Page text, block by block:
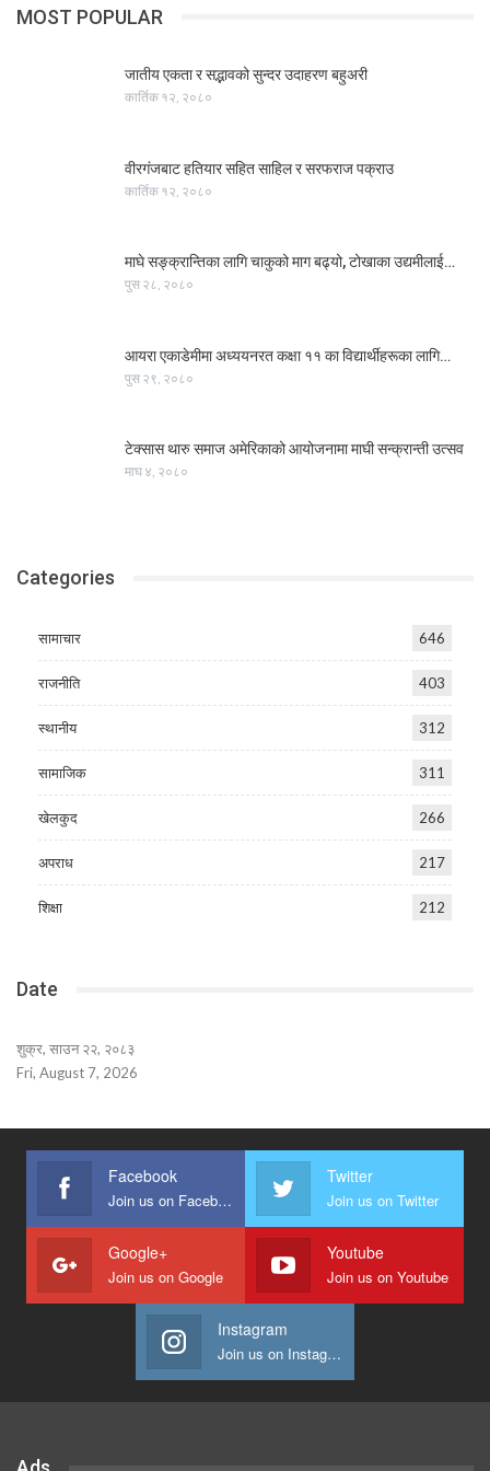
MOST POPULAR
जातीय एकता र सद्भावको सुन्दर उदाहरण बहुअरी
कार्तिक १२, २०८०
वीरगंजबाट हतियार सहित साहिल र सरफराज पक्राउ
कार्तिक १२, २०८०
माघे सङ्क्रान्तिका लागि चाकुको माग बढ्यो, टोखाका उद्यमीलाई…
पुस २८, २०८०
आयरा एकाडेमीमा अध्ययनरत कक्षा ११ का विद्यार्थीहरूका लागि…
पुस २९, २०८०
टेक्सास थारु समाज अमेरिकाको आयोजनामा माघी सन्क्रान्ती उत्सव
माघ ४, २०८०
Categories
सामाचार 646
राजनीति 403
स्थानीय 312
सामाजिक 311
खेलकुद 266
अपराध 217
शिक्षा 212
Date
शुक्र, साउन २२, २०८३
Fri, August 7, 2026
Facebook
Join us on Facebook
Twitter
Join us on Twitter
Google+
Join us on Google
Youtube
Join us on Youtube
Instagram
Join us on Instagram